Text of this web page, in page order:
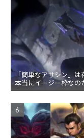
「簡単なアサシン」は
本当にイージー枠なの